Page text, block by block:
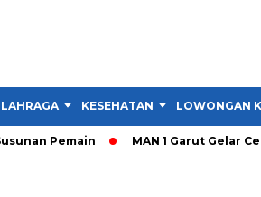
KESEHATAN LOWONGAN
Pemain MAN 1 Garut Gelar Cek